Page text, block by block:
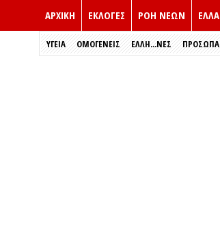
ΑΡΧΙΚΗ ΕΚΛΟΓΈΣ ΡΟΗ ΝΕΩΝ
ΥΓΕΙΑ ΟΜΟΓΕΝΕΙΣ ΈΛΛΗ...ΝΕΣ ΠΡΌΣΩΠΑ